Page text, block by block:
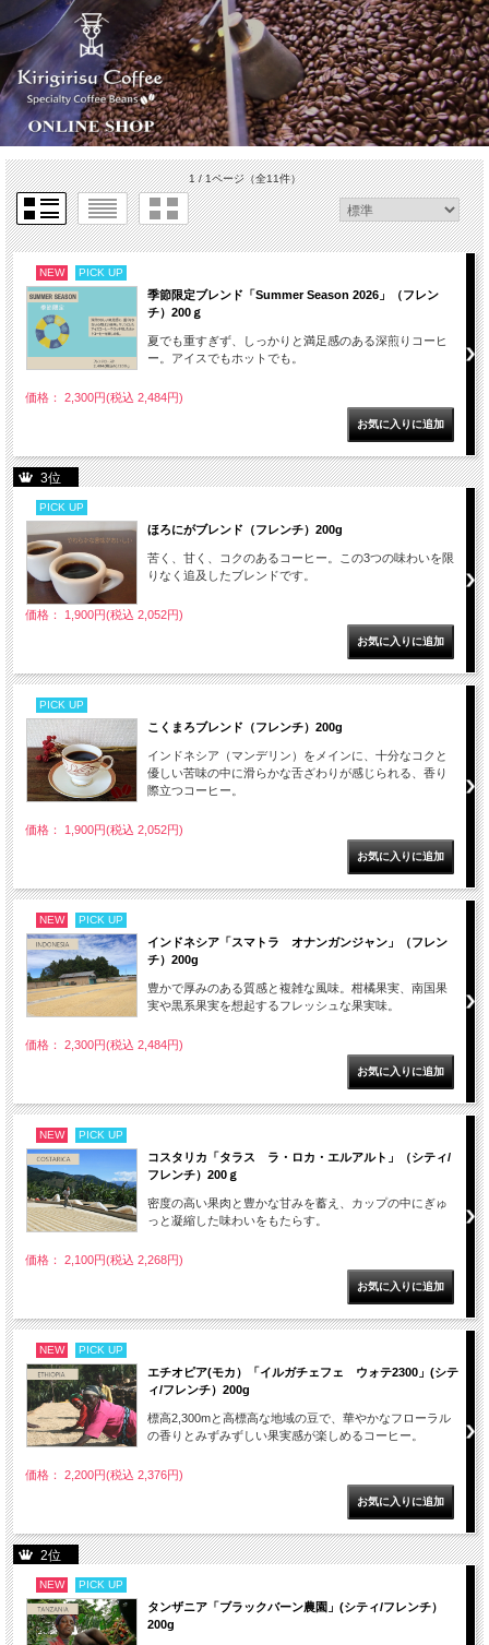
1 / 1ページ（全11件）
NEW PICK UP
季節限定ブレンド「Summer Season 2026」（フレン
チ）200ｇ
夏でも重すぎず、しっかりと満足感のある深煎りコーヒ
ー。アイスでもホットでも。
価格： 2,300円(税込 2,484円)
3位
PICK UP
ほろにがブレンド（フレンチ）200g
苦く、甘く、コクのあるコーヒー。この3つの味わいを限
りなく追及したブレンドです。
価格： 1,900円(税込 2,052円)
PICK UP
こくまろブレンド（フレンチ）200g
インドネシア（マンデリン）をメインに、十分なコクと
優しい苦味の中に滑らかな舌ざわりが感じられる、香り
際立つコーヒー。
価格： 1,900円(税込 2,052円)
NEW PICK UP
インドネシア「スマトラ オナンガンジャン」（フレン
チ）200g
豊かで厚みのある質感と複雑な風味。柑橘果実、南国果
実や黒系果実を想起するフレッシュな果実味。
価格： 2,300円(税込 2,484円)
NEW PICK UP
コスタリカ「タラス ラ・ロカ・エルアルト」（シティ/
フレンチ）200ｇ
密度の高い果肉と豊かな甘みを蓄え、カップの中にぎゅ
っと凝縮した味わいをもたらす。
価格： 2,100円(税込 2,268円)
NEW PICK UP
エチオピア(モカ）「イルガチェフェ ウォテ2300」(シテ
ィ/フレンチ）200g
標高2,300mと高標高な地域の豆で、華やかなフローラル
の香りとみずみずしい果実感が楽しめるコーヒー。
価格： 2,200円(税込 2,376円)
2位
NEW PICK UP
タンザニア「ブラックバーン農園」(シティ/フレンチ）
200g